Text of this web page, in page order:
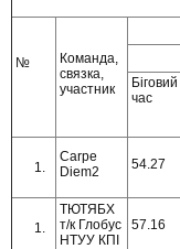
№
Команда,
связка,
участник
Біговий
час
Carpe
Diem2
54.27
ТЮТЯБХ
т/к Глобус
НТУУ КПІ
57.16